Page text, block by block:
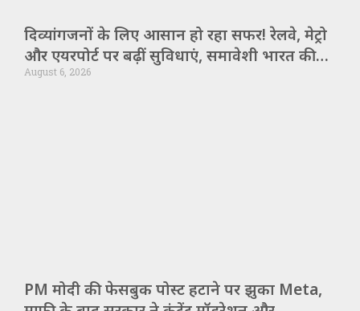
दिव्यांगजनों के लिए आसान हो रहा सफर! रेलवे, मेट्रो
और एयरपोर्ट पर बढ़ीं सुविधाएं, समावेशी भारत की
ओर बड़ा कदम
August 6, 2026
PM मोदी की फेसबुक पोस्ट हटाने पर झुका Meta,